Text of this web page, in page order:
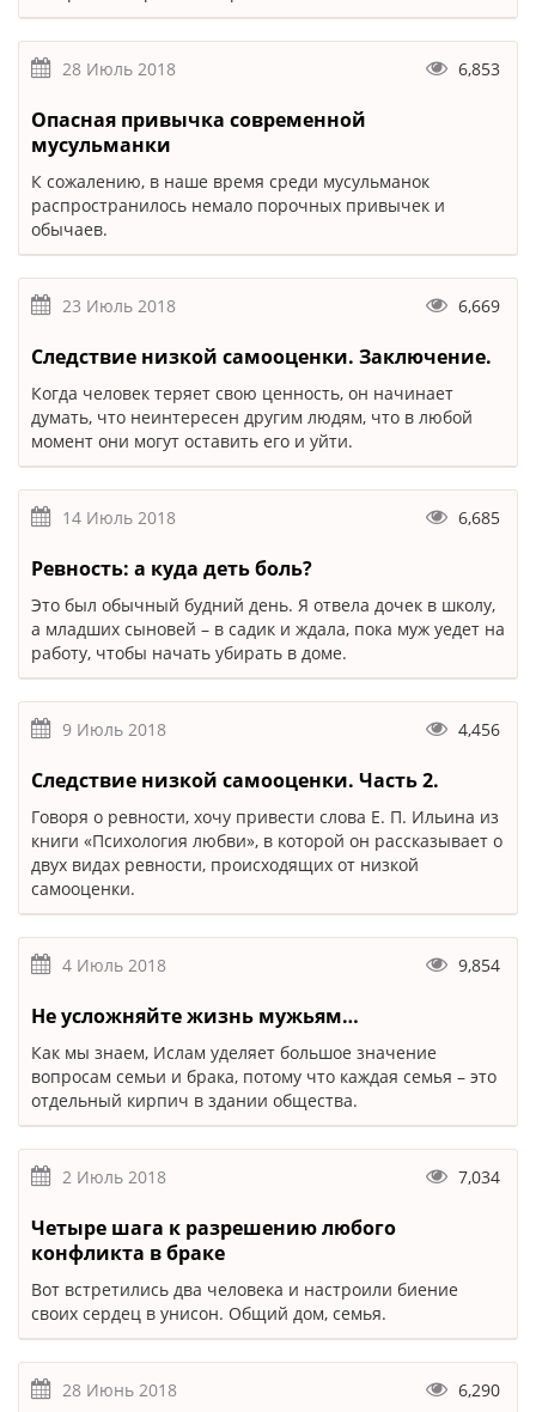
28 Июль 2018 6,853
Опасная привычка современной
мусульманки
К сожалению, в наше время среди мусульманок
распространилось немало порочных привычек и
обычаев.
23 Июль 2018 6,669
Следствие низкой самооценки. Заключение.
Когда человек теряет свою ценность, он начинает
думать, что неинтересен другим людям, что в любой
момент они могут оставить его и уйти.
14 Июль 2018 6,685
Ревность: а куда деть боль?
Это был обычный будний день. Я отвела дочек в школу,
а младших сыновей – в садик и ждала, пока муж уедет на
работу, чтобы начать убирать в доме.
9 Июль 2018 4,456
Следствие низкой самооценки. Часть 2.
Говоря о ревности, хочу привести слова Е. П. Ильина из
книги «Психология любви», в которой он рассказывает о
двух видах ревности, происходящих от низкой
самооценки.
4 Июль 2018 9,854
Не усложняйте жизнь мужьям…
Как мы знаем, Ислам уделяет большое значение
вопросам семьи и брака, потому что каждая семья – это
отдельный кирпич в здании общества.
2 Июль 2018 7,034
Четыре шага к разрешению любого
конфликта в браке
Вот встретились два человека и настроили биение
своих сердец в унисон. Общий дом, семья.
28 Июнь 2018 6,290